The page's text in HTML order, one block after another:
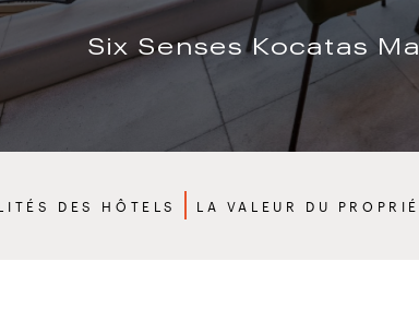
Six Senses Kocatas
DES HÔTELS LA VALEUR DU